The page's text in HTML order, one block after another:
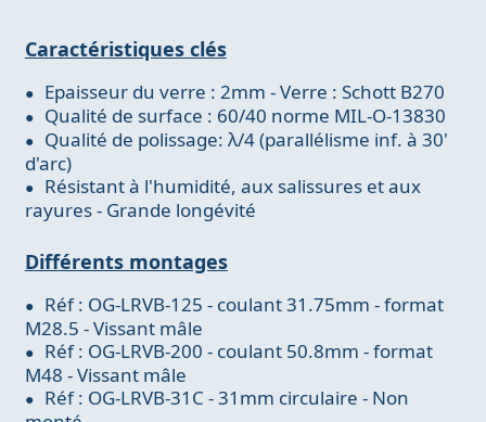
Caractéristiques clés
Epaisseur du verre : 2mm - Verre : Schott B270
Qualité de surface : 60/40 norme MIL-O-13830
Qualité de polissage: λ/4 (parallélisme inf. à 30'
d'arc)
Résistant à l'humidité, aux salissures et aux
rayures - Grande longévité
Différents montages
Réf : OG-LRVB-125 - coulant 31.75mm - format
M28.5 - Vissant mâle
Réf : OG-LRVB-200 - coulant 50.8mm - format
M48 - Vissant mâle
Réf : OG-LRVB-31C - 31mm circulaire - Non